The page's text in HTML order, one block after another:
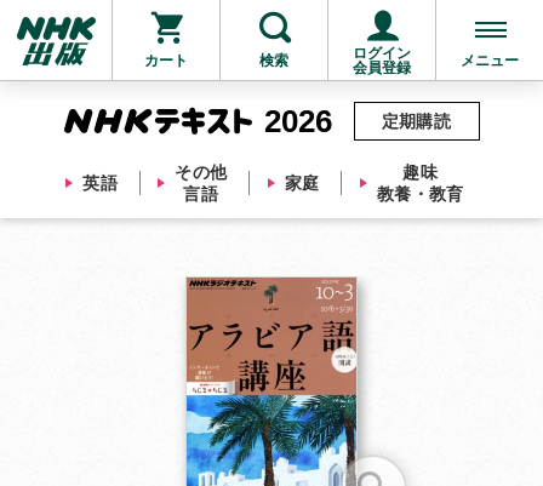
カート 検索
ログイン
会員登録
メニュー
2026
英語
その他
言語
家庭
趣味
教養・教育
定期購読
他にも商品を買う